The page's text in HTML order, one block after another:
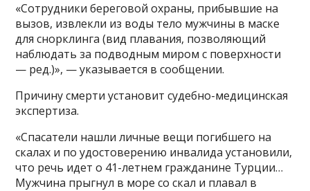
«Сотрудники береговой охраны, прибывшие на
вызов, извлекли из воды тело мужчины в маске
для снорклинга (вид плавания, позволяющий
наблюдать за подводным миром с поверхности
— ред.)», — указывается в сообщении.
Причину смерти установит судебно-медицинская
экспертиза.
«Спасатели нашли личные вещи погибшего на
скалах и по удостоверению инвалида установили,
что речь идет о 41-летнем гражданине Турции…
Мужчина прыгнул в море со скал и плавал в